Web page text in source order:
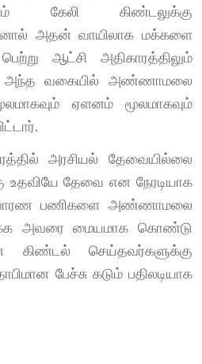
கேலி கிண்டலுக்கு
அதன் வாயிலாக மக்களை
ஆட்சி அதிகாரத்திலும்
அந்த வகையில் அண்ணாமலை
ஏளனம் மூலமாகவும்
அரசியல் தேவையில்லை
உதவியே தேவை என நேரடியாக
பணிகளை அண்ணாமலை
அவரை மையமாக கொண்டு
கிண்டல் செய்தவர்களுக்கு
பேச்சு கடும் பதிலடியாக